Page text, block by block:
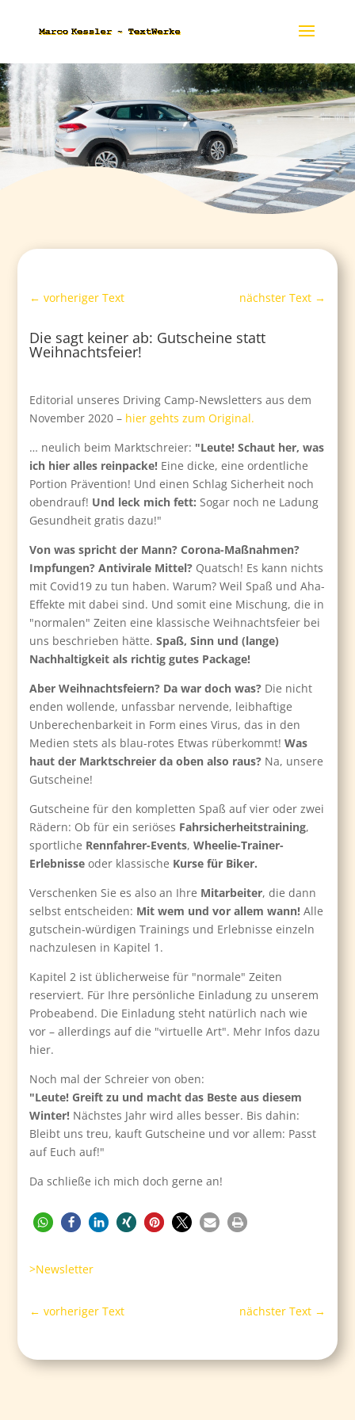
←vorheriger Text nächster Text→
Die sagt keiner ab: Gutscheine statt
Weihnachtsfeier!
Editorial unseres Driving Camp-Newsletters aus dem
November 2020 – hier gehts zum Original.
… neulich beim Marktschreier: "Leute! Schaut her, was
ich hier alles reinpacke! Eine dicke, eine ordentliche
Portion Prävention! Und einen Schlag Sicherheit noch
obendrauf! Und leck mich fett: Sogar noch ne Ladung
Gesundheit gratis dazu!"
Von was spricht der Mann? Corona-Maßnahmen?
Impfungen? Antivirale Mittel? Quatsch! Es kann nichts
mit Covid19 zu tun haben. Warum? Weil Spaß und Aha-
Effekte mit dabei sind. Und somit eine Mischung, die in
"normalen" Zeiten eine klassische Weihnachtsfeier bei
uns beschrieben hätte.Spaß, Sinn und (lange)
Nachhaltigkeit als richtig gutes Package!
Aber Weihnachtsfeiern? Da war doch was? Die nicht
enden wollende, unfassbar nervende, leibhaftige
Unberechenbarkeit in Form eines Virus, das in den
Medien stets als blau-rotes Etwas rüberkommt!Was
haut der Marktschreier da oben also raus? Na, unsere
Gutscheine!
Gutscheine für den kompletten Spaß auf vier oder zwei
Rädern: Ob für ein seriöses Fahrsicherheitstraining,
sportliche Rennfahrer-Events,Wheelie-Trainer-
Erlebnisse oder klassische Kurse für Biker.
Verschenken Sie es also an Ihre Mitarbeiter, die dann
selbst entscheiden: Mit wem und vor allem wann!Alle
gutschein-würdigen Trainings und Erlebnisse einzeln
nachzulesen in Kapitel 1.
Kapitel 2 ist üblicherweise für "normale" Zeiten
reserviert. Für Ihre persönliche Einladung zu unserem
Probeabend. Die Einladung steht natürlich nach wie
vor – allerdings auf die "virtuelle Art". Mehr Infos dazu
hier.
Noch mal der Schreier von oben:
"Leute! Greift zu und macht das Beste aus diesem
Winter! Nächstes Jahr wird alles besser. Bis dahin:
Bleibt uns treu, kauft Gutscheine und vor allem: Passt
auf Euch auf!"
Da schließe ich mich doch gerne an!
>Newsletter
←vorheriger Text nächster Text→